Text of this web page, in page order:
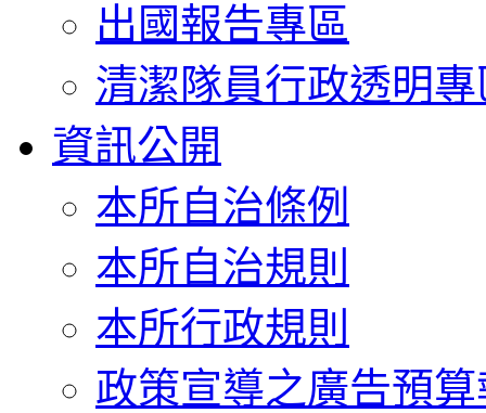
出國報告專區
清潔隊員行政透明專
資訊公開
本所自治條例
本所自治規則
本所行政規則
政策宣導之廣告預